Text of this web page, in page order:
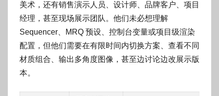
美术，还有销售演示人员、设计师、品牌客户、项目
经理，甚至现场展示团队。他们未必想理解
Sequencer、MRQ 预设、控制台变量或项目级渲染
配置，但他们需要在有限时间内切换方案、查看不同
材质组合、输出多角度图像，甚至边讨论边改展示版
本。